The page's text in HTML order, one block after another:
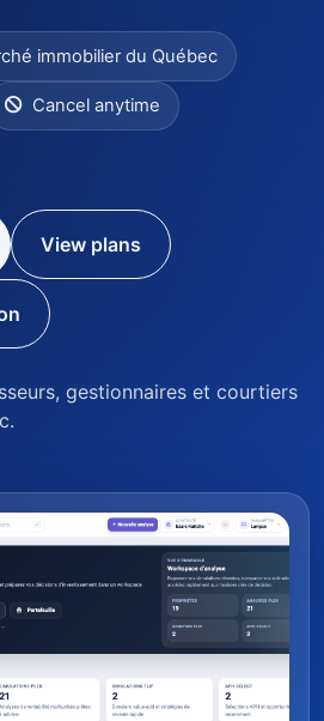
immobilier du Québec
Cancel anytime
View plans
gestionnaires et courtiers